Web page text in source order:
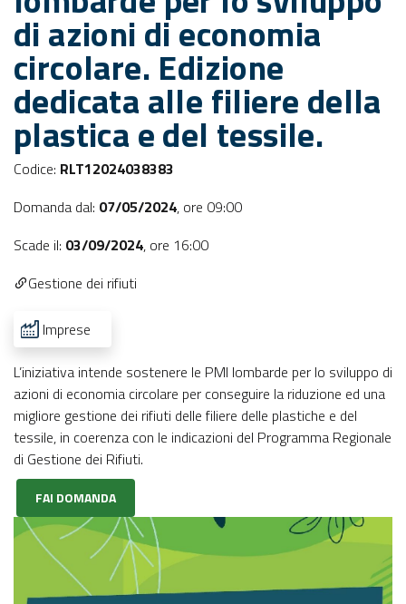
di azioni di economia
circolare. Edizione
dedicata alle filiere della
plastica e del tessile.
Codice: RLT12024038383
Domanda dal: 07/05/2024, ore 09:00
Scade il: 03/09/2024, ore 16:00
Gestione dei rifiuti
Imprese
L’iniziativa intende sostenere le PMI lombarde per lo sviluppo di
azioni di economia circolare per conseguire la riduzione ed una
migliore gestione dei rifiuti delle filiere delle plastiche e del
tessile, in coerenza con le indicazioni del Programma Regionale
di Gestione dei Rifiuti.
FAI DOMANDA